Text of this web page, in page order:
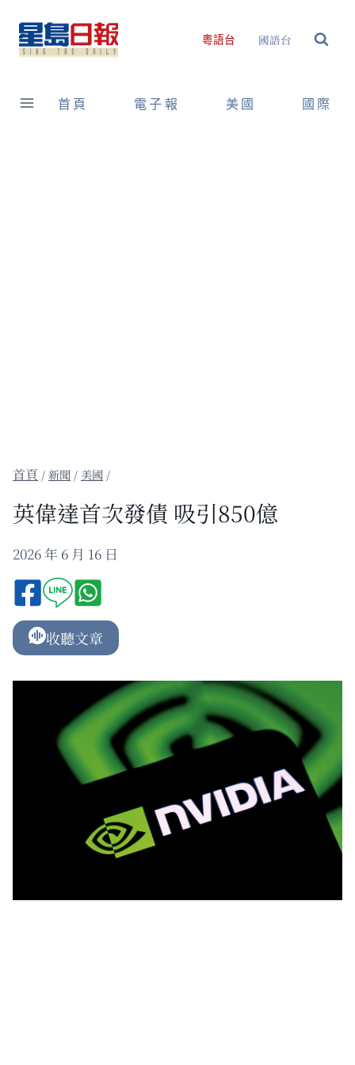
content
粵語台 國語台
首頁 電子報 美國 國際
/新聞 / 美國 /
英偉達首次發債 吸引850億
2026 年 6 月 16 日
收聽文章